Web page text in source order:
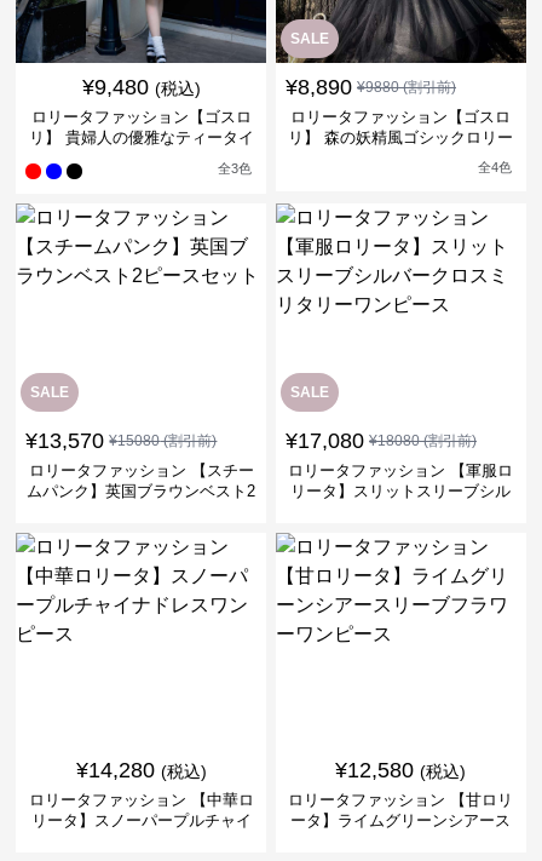
¥9,480 (税込)
ロリータファッション【ゴスロ
リ】 貴婦人の優雅なティータイ
全3色
SALE
¥8,890 ¥9880(割引前)
ロリータファッション【ゴスロ
リ】 森の妖精風ゴシックロリー
全4色
SALE
¥13,570 ¥15080(割引前)
ロリータファッション 【スチー
ムパンク】英国ブラウンベスト2
SALE
¥17,080 ¥18080(割引前)
ロリータファッション 【軍服ロ
リータ】スリットスリーブシル
¥14,280 (税込)
ロリータファッション 【中華ロ
リータ】スノーパープルチャイ
¥12,580 (税込)
ロリータファッション 【甘ロリ
ータ】ライムグリーンシアース